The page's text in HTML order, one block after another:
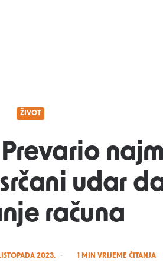
ŽIVOT
Prevario
udar
računa
2023. 1 MIN VRIJEME ČITANJA